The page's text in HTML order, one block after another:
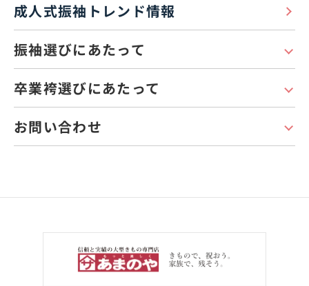
振袖選びにあたって
卒業袴選びにあたって
お問い合わせ
成人式振袖トレンド情報